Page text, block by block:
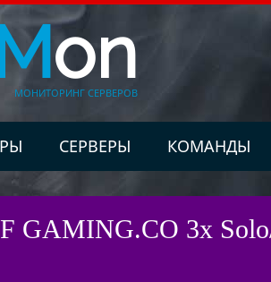
on
МОНИТОРИНГ СЕРВЕРОВ
СЕРВЕРЫ КОМАНДЫ
GAMING.CO 3x